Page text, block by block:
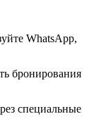
WhatsApp,
бронирования
специальные